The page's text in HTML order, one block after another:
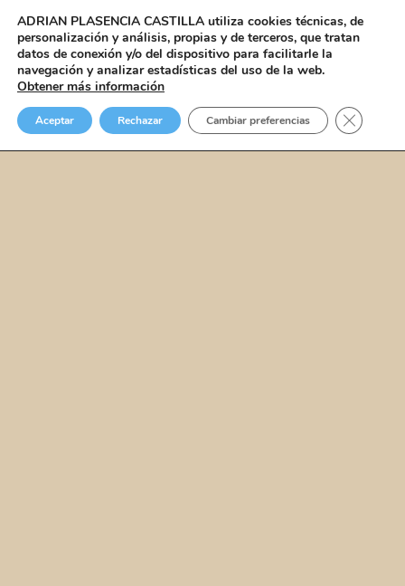
Menú
ADRIAN PLASENCIA CASTILLA utiliza cookies técnicas, de
personalización y análisis, propias y de terceros, que tratan
datos de conexión y/o del dispositivo para facilitarle la
navegación y analizar estadísticas del uso de la web.
Obtener más información
Aceptar Rechazar Cambiar preferencias Cerrar el